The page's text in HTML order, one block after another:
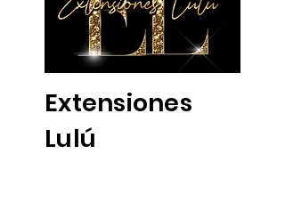
Extensiones
Lulú